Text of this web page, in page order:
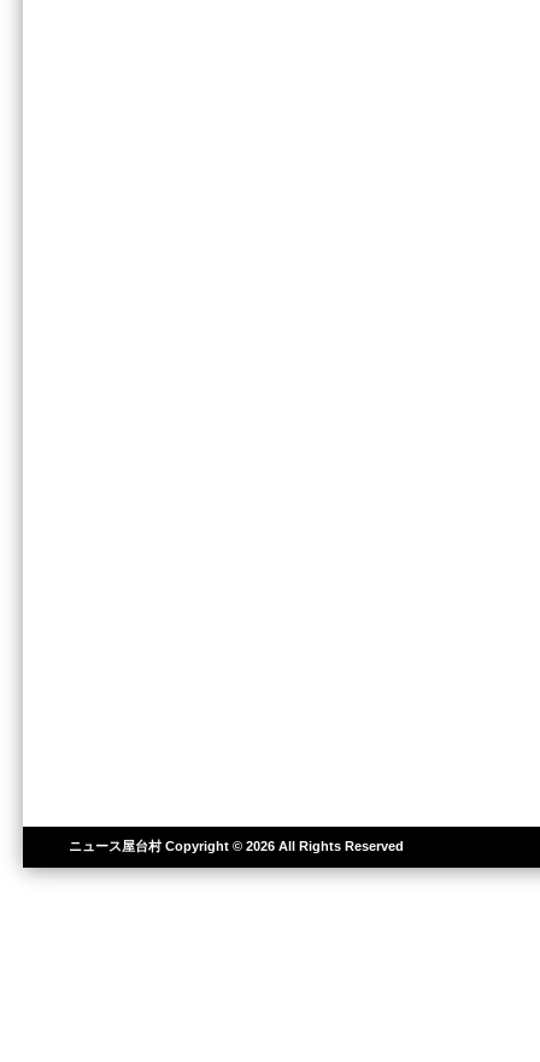
ニュース屋台村Copyright © 2026 All Rights Reserved